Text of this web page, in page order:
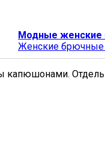
Модные женские
Женские брючные